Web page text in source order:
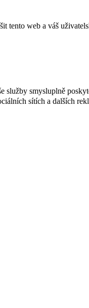
tento web a váš
služby smysluplně
sítích a dalších